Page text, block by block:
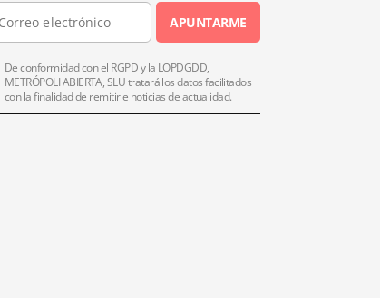
APUNTARME
De conformidad con el RGPD y la LOPDGDD,
METRÓPOLI ABIERTA, SLU tratará los datos facilitados
con la finalidad de remitirle noticias de actualidad.